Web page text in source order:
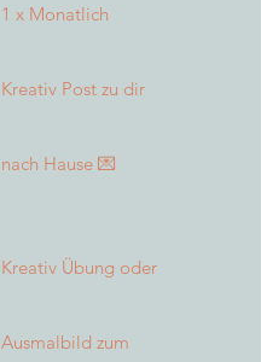
1 x Monatlich
Kreativ Post zu dir
nach Hause 💌
Kreativ Übung oder
Ausmalbild zum